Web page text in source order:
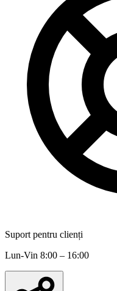
Suport pentru clienți
Lun-Vin 8:00 – 16:00